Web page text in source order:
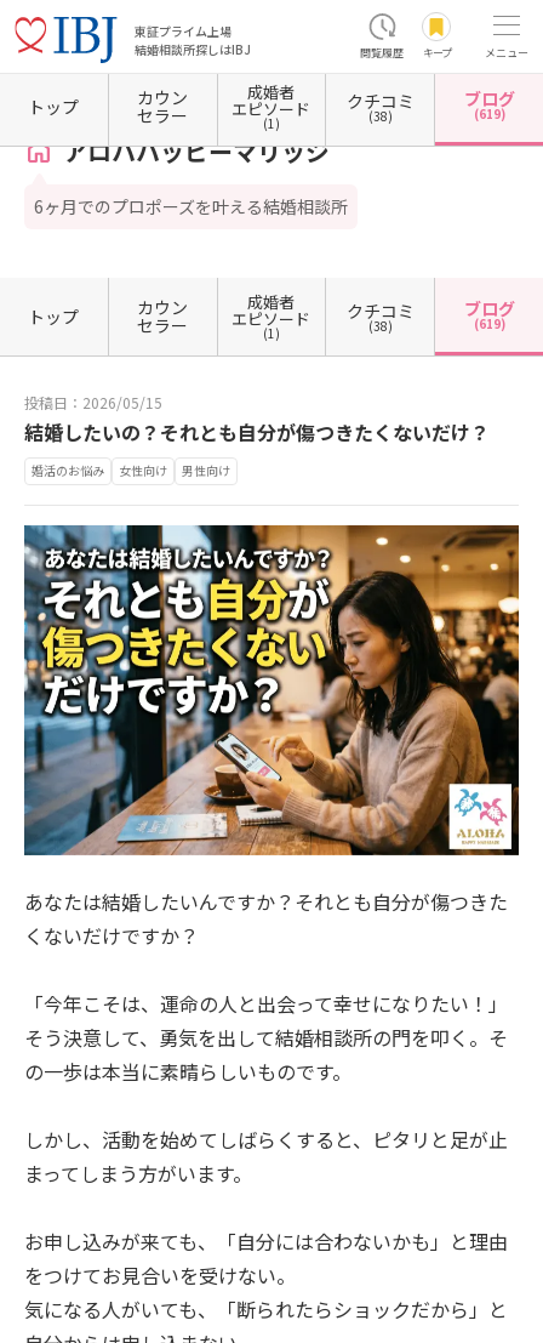
東証プライム上場
結婚相談所探しはIBJ
閲覧履歴 キープ メニュー
ホーム 神奈川県の結婚相談所 神奈川県横浜市 神奈川県横浜市西区 アロハハッピー
アロハハッピーマリッジ
6ヶ月でのプロポーズを叶える結婚相談所
トップ カウン
セラー
成婚者
エピソード
(1)
クチコミ
(38)
ブログ
(619)
トップ カウン
セラー
成婚者
エピソード
(1)
クチコミ
(38)
ブログ
(619)
投稿日：2026/05/15
結婚したいの？それとも自分が傷つきたくないだけ？
婚活のお悩み 女性向け 男性向け
あなたは結婚したいんですか？それとも自分が傷つきた
くないだけですか？
「今年こそは、運命の人と出会って幸せになりたい！」
そう決意して、勇気を出して結婚相談所の門を叩く。そ
の一歩は本当に素晴らしいものです。
しかし、活動を始めてしばらくすると、ピタリと足が止
まってしまう方がいます。
お申し込みが来ても、「自分には合わないかも」と理由
をつけてお見合いを受けない。
気になる人がいても、「断られたらショックだから」と